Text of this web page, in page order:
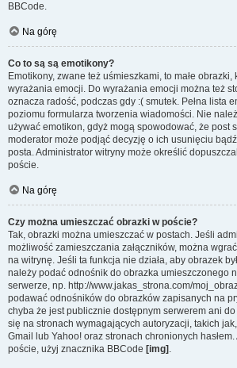
BBCode.
Na górę
Co to są są emotikony?
Emotikony, zwane też uśmieszkami, to małe
wyrażania emocji. Do wyrażania emocji można też
oznacza radość, podczas gdy :( smutek. Pełna lista
poziomu formularza tworzenia wiadomości. Nie
używać emotikon, gdyż mogą spowodować, że post
moderator może podjąć decyzję o ich usunięciu
posta. Administrator witryny może określić
poście.
Na górę
Czy można umieszczać obrazki w poście?
Tak, obrazki można umieszczać w postach. Jeśli
możliwość zamieszczania załączników, można
na witrynę. Jeśli ta funkcja nie działa, aby obrazek
należy podać odnośnik do obrazka umieszczonego
serwerze, np. http://www.jakas_strona.com/
podawać odnośników do obrazków zapisanych na
chyba że jest publicznie dostępnym serwerem ani
się na stronach wymagających autoryzacji, takich
Gmail lub Yahoo! oraz stronach chronionych
poście, użyj znacznika BBCode [img] .